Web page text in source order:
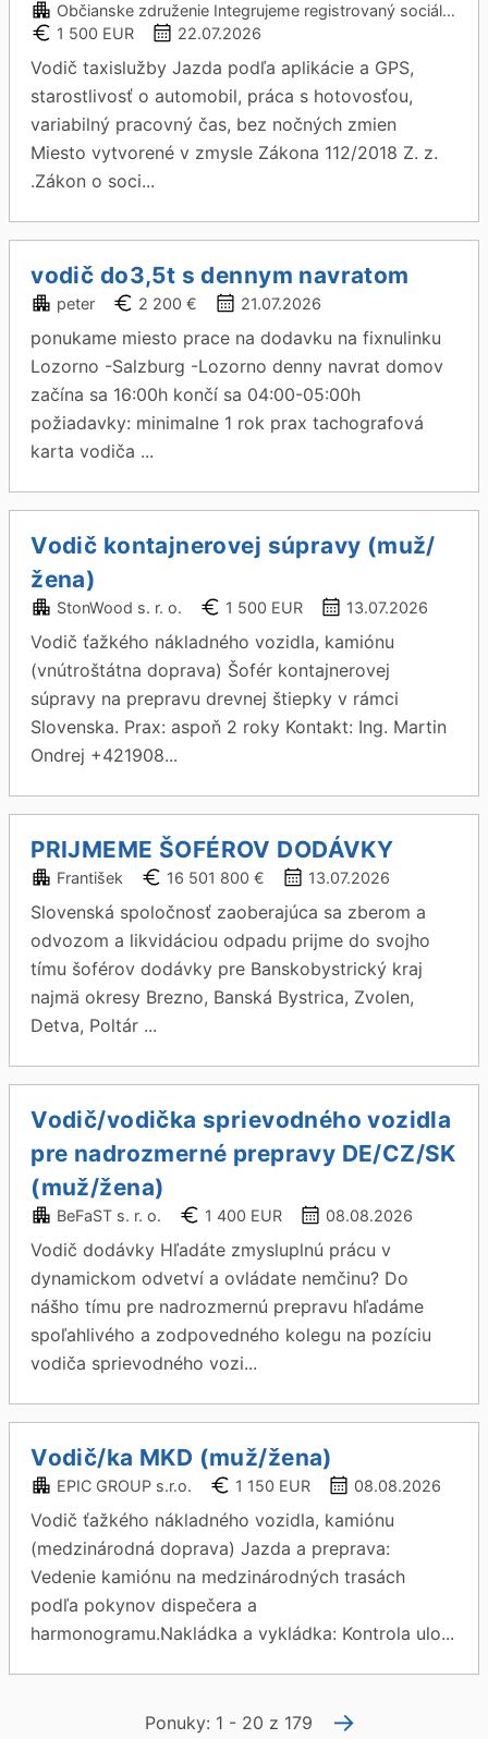
Občianske združenie Integrujeme registrovaný sociálny podnik
1 500 EUR
22.07.2026
Vodič taxislužby Jazda podľa aplikácie a GPS,
starostlivosť o automobil, práca s hotovosťou,
variabilný pracovný čas, bez nočných zmien
Miesto vytvorené v zmysle Zákona 112/2018 Z. z.
.Zákon o soci...
vodič do3,5t s dennym navratom
peter 2 200 € 21.07.2026
ponukame miesto prace na dodavku na fixnulinku
Lozorno -Salzburg -Lozorno denny navrat domov
začína sa 16:00h končí sa 04:00-05:00h
požiadavky: minimalne 1 rok prax tachografová
karta vodiča ...
Vodič kontajnerovej súpravy (muž/
žena)
StonWood s. r. o. 1 500 EUR 13.07.2026
Vodič ťažkého nákladného vozidla, kamiónu
(vnútroštátna doprava) Šofér kontajnerovej
súpravy na prepravu drevnej štiepky v rámci
Slovenska. Prax: aspoň 2 roky Kontakt: Ing. Martin
Ondrej +421908...
PRIJMEME ŠOFÉROV DODÁVKY
František 16 501 800 € 13.07.2026
Slovenská spoločnosť zaoberajúca sa zberom a
odvozom a likvidáciou odpadu prijme do svojho
tímu šoférov dodávky pre Banskobystrický kraj
najmä okresy Brezno, Banská Bystrica, Zvolen,
Detva, Poltár ...
Vodič/vodička sprievodného vozidla
pre nadrozmerné prepravy DE/CZ/SK
(muž/žena)
BeFaST s. r. o. 1 400 EUR 08.08.2026
Vodič dodávky Hľadáte zmysluplnú prácu v
dynamickom odvetví a ovládate nemčinu? Do
nášho tímu pre nadrozmernú prepravu hľadáme
spoľahlivého a zodpovedného kolegu na pozíciu
vodiča sprievodného vozi...
Vodič/ka MKD (muž/žena)
EPIC GROUP s.r.o. 1 150 EUR 08.08.2026
Vodič ťažkého nákladného vozidla, kamiónu
(medzinárodná doprava) Jazda a preprava:
Vedenie kamiónu na medzinárodných trasách
podľa pokynov dispečera a
harmonogramu.Nakládka a vykládka: Kontrola ulo...
Ponuky: 1 - 20 z 179 →